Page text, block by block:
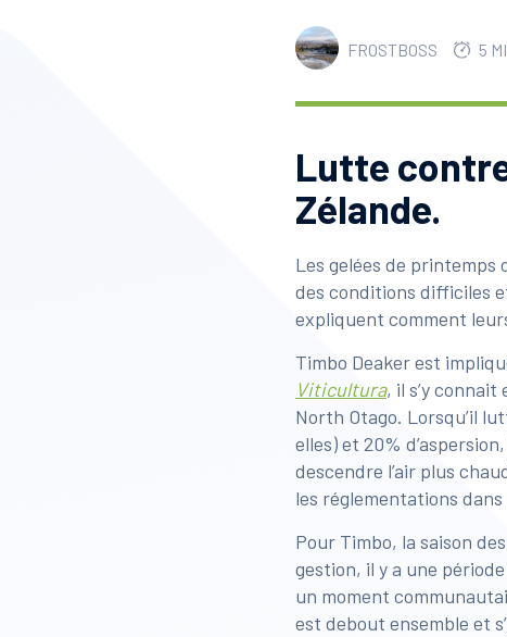
FROSTBOSS 5
Lutte
Zélande.
Les gelées de
des conditions difficiles
expliquent comment
Timbo Deaker est
Viticultura, il s’y
North Otago. Lorsqu’il
elles) et 20%
descendre l’air plus
les réglementations dans
Pour Timbo, la saison
gestion, il y a une
un moment
est debout ensemble et